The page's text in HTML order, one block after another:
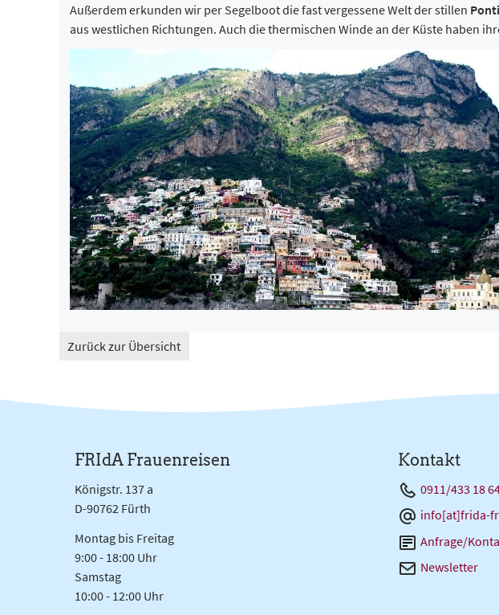
Außerdem erkunden wir per Segelboot die fast vergessene Welt der stillen
aus westlichen Richtungen. Auch die thermischen Winde an der Küste haben
Zurück zur Übersicht
FRIdA Frauenreisen
Königstr. 137 a
D-90762 Fürth
Montag bis Freitag
9:00 - 18:00 Uhr
Samstag
10:00 - 12:00 Uhr
Kontakt
0911/433 18
info[at]frida-
Anfrage/
Newsletter